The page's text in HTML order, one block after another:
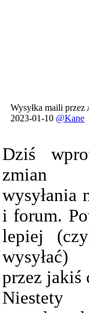
Wysyłka maili
2023-01-10 @Kane
Dziś
zmian
wysyłania
i forum.
lepiej
przez jakiś